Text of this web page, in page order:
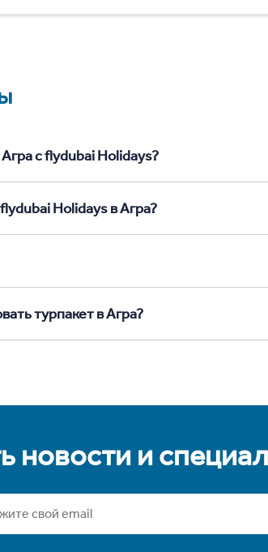
с flydubai Holidays?
Holidays в Агра?
турпакет в Агра?
новости и